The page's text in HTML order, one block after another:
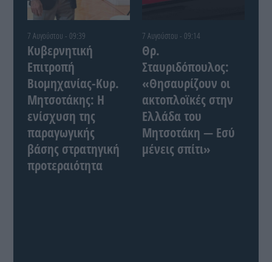
7 Αυγούστου - 09:39
Κυβερνητική
Επιτροπή
Βιομηχανίας-Κυρ.
Μητσοτάκης: Η
ενίσχυση της
παραγωγικής
βάσης στρατηγική
προτεραιότητα
7 Αυγούστου - 09:14
Θρ.
Σταυριδόπουλος:
«Θησαυρίζουν οι
ακτοπλοϊκές στην
Ελλάδα του
Μητσοτάκη — Εσύ
μένεις σπίτι»